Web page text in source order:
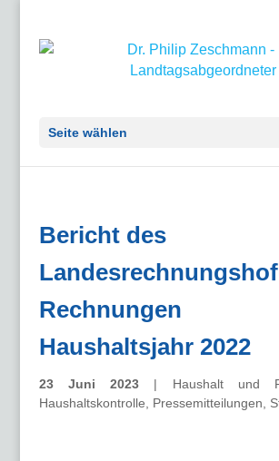
Seite wählen
Bericht des
Rechnungen
Haushaltsjahr 2022
23 Juni 2023 | Haushalt und
Haushaltskontrolle
Pressemitteilungen